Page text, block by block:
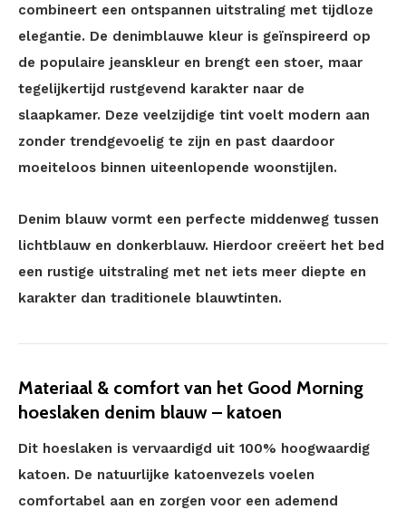
combineert een ontspannen uitstraling met tijdloze
elegantie. De denimblauwe kleur is geïnspireerd op
de populaire jeanskleur en brengt een stoer, maar
tegelijkertijd rustgevend karakter naar de
slaapkamer. Deze veelzijdige tint voelt modern aan
zonder trendgevoelig te zijn en past daardoor
moeiteloos binnen uiteenlopende woonstijlen.
Denim blauw vormt een perfecte middenweg tussen
lichtblauw en donkerblauw. Hierdoor creëert het bed
een rustige uitstraling met net iets meer diepte en
karakter dan traditionele blauwtinten.
Materiaal & comfort van het Good Morning
hoeslaken denim blauw – katoen
Dit hoeslaken is vervaardigd uit 100% hoogwaardig
katoen. De natuurlijke katoenvezels voelen
comfortabel aan en zorgen voor een ademend